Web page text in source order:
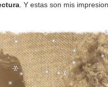
. Y estas son mis